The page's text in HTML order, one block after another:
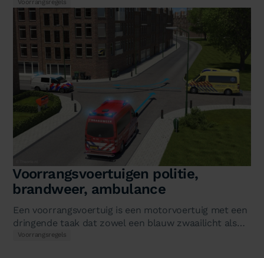
verkeersborden bepalen dan wie…
Voorrangsregels
Voorrangsvoertuigen politie,
brandweer, ambulance
Een voorrangsvoertuig is een motorvoertuig met een
dringende taak dat zowel een blauw zwaailicht als
een sirene voert, en…
Voorrangsregels